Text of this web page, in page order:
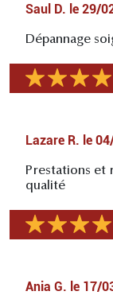
Saul D. le 29/
Dépannage
Lazare R. le
Prestations et
qualité
Ania G. le 17/